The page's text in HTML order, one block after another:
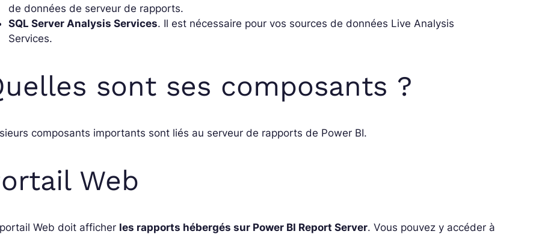
de données de serveur de rapports.
SQL Server Analysis Services. Il est nécessaire pour vos sources de données Live Analysis
Services.
sont ses composants ?
composants importants sont liés au serveur de rapports de Power BI.
Web
Web doit afficher les rapports hébergés sur Power BI Report Server. Vous pouvez y accéder à